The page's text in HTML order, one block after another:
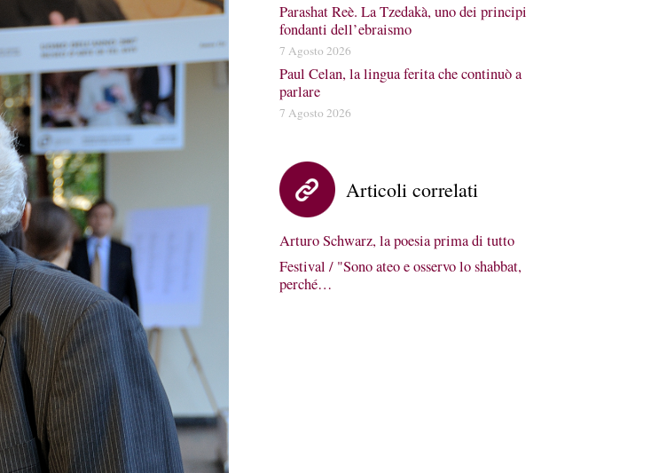
Parashat Reè. La Tzedakà, uno dei principi
fondanti dell’ebraismo
7 Agosto 2026
Paul Celan, la lingua ferita che continuò a
parlare
7 Agosto 2026
Articoli correlati
Arturo Schwarz, la poesia prima di tutto
Festival / "Sono ateo e osservo lo shabbat,
perché…